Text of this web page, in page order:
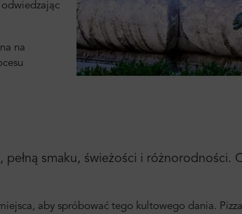
odwiedzając
na
pełną smaku, świeżości i
aby spróbować tego kultowego dania.